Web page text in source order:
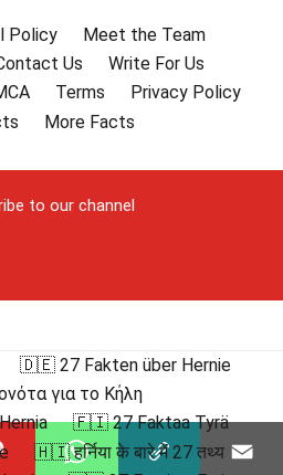
Policy
Meet the Team
Us
Write For Us
Terms
Privacy Policy
More Facts
to our channel
🇩🇪 27 Fakten über Hernie
για το Κήλη
🇫🇮 27 Faktaa Tyrä
🇭🇮 हर्निया के बारे में 27 तथ्य